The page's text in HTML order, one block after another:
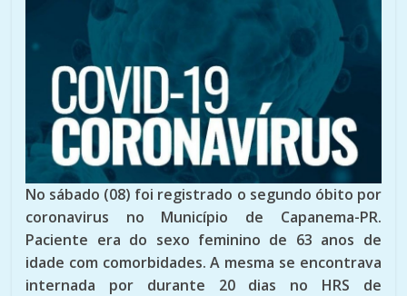
No sábado (08) foi registrado o segundo óbito por
coronavirus no Município de Capanema-PR.
Paciente era do sexo feminino de 63 anos de
idade com comorbidades. A mesma se encontrava
internada por durante 20 dias no HRS de